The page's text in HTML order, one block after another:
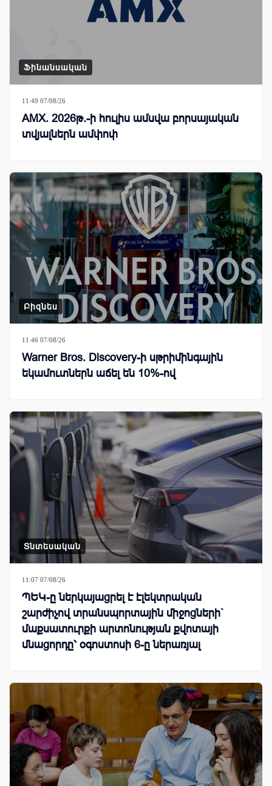
Ֆինանսական
11:49 07/08/26
AMX. 2026թ.-ի հուլիս ամսվա բորսայական
տվյալներն ամփոփ
Բիզնես
11:46 07/08/26
Warner Bros. Discovery-ի սթրիմինգային
եկամուտներն աճել են 10%-ով
Տնտեսական
11:07 07/08/26
ՊԵԿ-ը ներկայացրել է էլեկտրական
շարժիչով տրանսպորտային միջոցների`
մաքսատուրքի արտոնության քվոտայի
մնացորդը՝ օգոստոսի 6-ը ներառյալ